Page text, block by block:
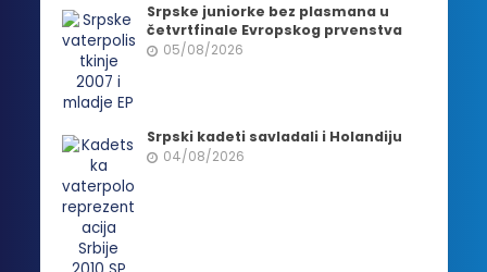
Srpske juniorke bez plasmana u
četvrtfinale Evropskog prvenstva
05/08/2026
Srpski kadeti savladali i Holandiju
04/08/2026